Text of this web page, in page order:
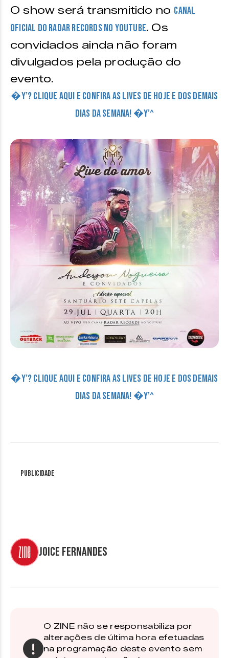
O show será transmitido no canal
oficial do Radar Records no Youtube. Os
convidados ainda não foram
divulgados pela produção do
evento.
�Y’? CLIQUE AQUI E CONFIRA AS LIVES DE HOJE E DOS DEMAIS
DIAS DA SEMANA! �Y’^
�Y’? CLIQUE AQUI E CONFIRA AS LIVES DE HOJE E DOS DEMAIS
DIAS DA SEMANA! �Y’^
Publicidade
Joice Fernandes
O ZINE não se responsabiliza por
alterações de última hora efetuadas
na programação deste evento sem